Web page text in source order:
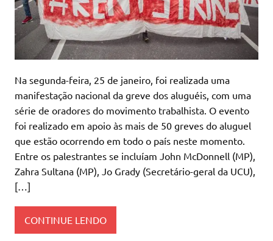
Na segunda-feira, 25 de janeiro, foi realizada uma
manifestação nacional da greve dos aluguéis, com uma
série de oradores do movimento trabalhista. O evento
foi realizado em apoio às mais de 50 greves do aluguel
que estão ocorrendo em todo o país neste momento.
Entre os palestrantes se incluíam John McDonnell (MP),
Zahra Sultana (MP), Jo Grady (Secretário-geral da UCU),
[…]
CONTINUE LENDO